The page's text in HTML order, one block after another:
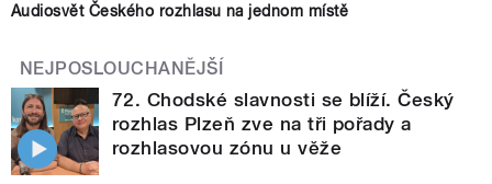
Audiosvět Českého rozhlasu na jednom místě
NEJPOSLOUCHANĚJŠÍ
72. Chodské slavnosti se blíží. Český
rozhlas Plzeň zve na tři pořady a
rozhlasovou zónu u věže